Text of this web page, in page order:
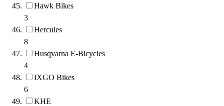
Hawk Bikes
3
Hercules
8
Husqvarna E-Bicycles
4
IXGO Bikes
6
KHE